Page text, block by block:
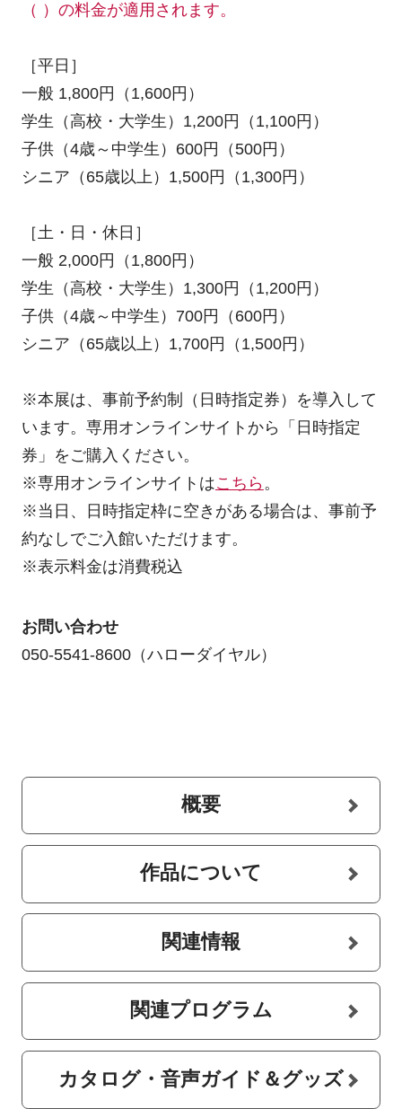
（ ）の料金が適用されます。
［平日］
一般 1,800円（1,600円）
学生（高校・大学生）1,200円（1,100円）
子供（4歳～中学生）600円（500円）
シニア（65歳以上）1,500円（1,300円）
［土・日・休日］
一般 2,000円（1,800円）
学生（高校・大学生）1,300円（1,200円）
子供（4歳～中学生）700円（600円）
シニア（65歳以上）1,700円（1,500円）
※本展は、事前予約制（日時指定券）を導入して
います。専用オンラインサイトから「日時指定
券」をご購入ください。
※専用オンラインサイトはこちら 。
※当日、日時指定枠に空きがある場合は、事前予
約なしでご入館いただけます。
※表示料金は消費税込
お問い合わせ
050-5541-8600（ハローダイヤル）
概要
作品について
関連情報
関連プログラム
カタログ・音声ガイド＆グッズ